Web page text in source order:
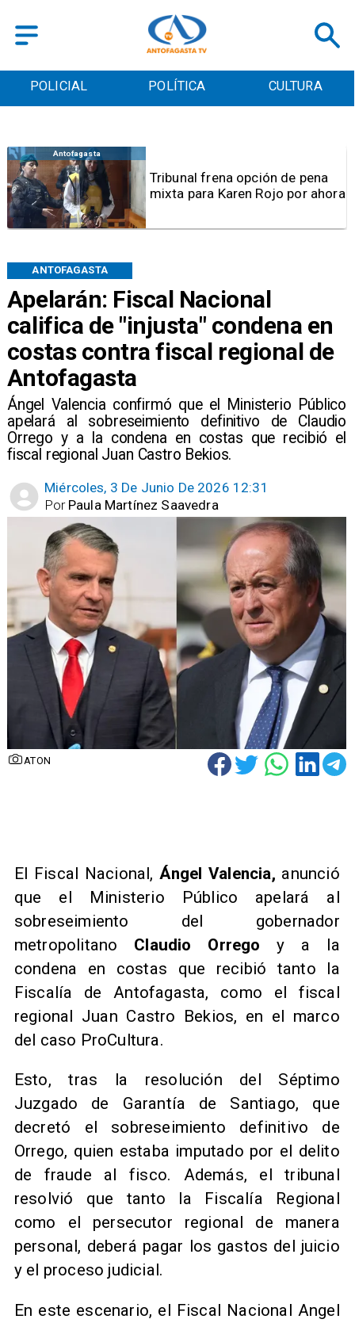
POLICIAL POLÍTICA CULTURA
Apelarán: Fiscal Nacional
califica de "injusta" condena en
costas contra fiscal regional de
Antofagasta
Ángel Valencia confirmó que el Ministerio Público
apelará al sobreseimiento definitivo de Claudio
Orrego y a la condena en costas que recibió el
fiscal regional Juan Castro Bekios.
ANTOFAGASTA
Miércoles, 3 De Junio De 2026 12:31
Paula Martínez Saavedra
Por
ATON
Antofagasta
Tribunal frena opción de pena
mixta para Karen Rojo por ahora
El Fiscal Nacional, Ángel Valencia, anunció
que el Ministerio Público apelará al
sobreseimiento del gobernador
metropolitano Claudio Orrego y a la
condena en costas que recibió tanto la
Fiscalía de Antofagasta, como el fiscal
regional Juan Castro Bekios, en el marco
del caso ProCultura.
Esto, tras la resolución del Séptimo
Juzgado de Garantía de Santiago, que
decretó el sobreseimiento definitivo de
Orrego, quien estaba imputado por el delito
de fraude al fisco. Además, el tribunal
resolvió que tanto la Fiscalía Regional
como el persecutor regional de manera
personal, deberá pagar los gastos del juicio
y el proceso judicial.
En este escenario, el Fiscal Nacional Angel